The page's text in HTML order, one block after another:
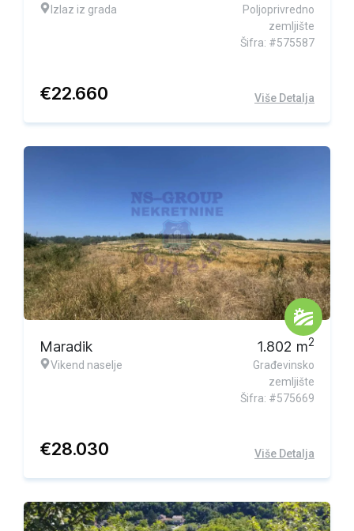
Izlaz iz grada
Poljoprivredno
zemljište
Šifra: #575587
€22.660 Više Detalja
Maradik
Vikend naselje
1.802 m2
Građevinsko
zemljište
Šifra: #575669
€28.030 Više Detalja